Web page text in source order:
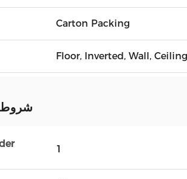
Carton Packing
Floor, Inverted, Wall, Ceiling
شروط
1